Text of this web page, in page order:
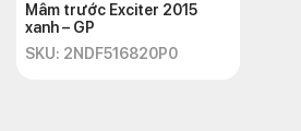
Mâm trước Exciter 2015
xanh – GP
SKU: 2NDF516820P0